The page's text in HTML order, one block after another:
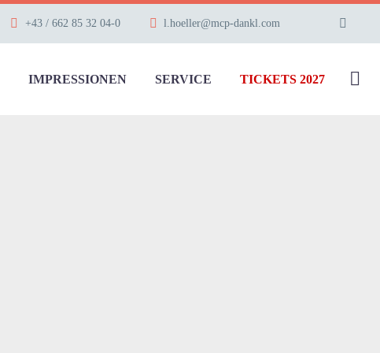
+43 / 662 85 32 04-0 l.hoeller@mcp-dankl.com
IMPRESSIONEN SERVICE TICKETS 2027